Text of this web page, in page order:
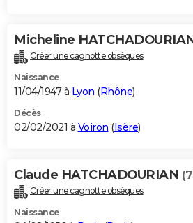
Micheline
Créer une cagnotte obsèques
Naissance
11/04/1947 à Lyon (Rhône)
Décès
02/02/2021 à Voiron (Isère)
Claude HATCHADOURIAN
Créer une cagnotte obsèques
Naissance